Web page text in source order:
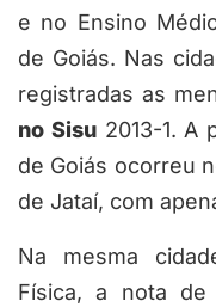
e no Ensino
de Goiás. Nas
registradas as
no Sisu2013-1. A
de Goiás ocorreu
de Jataí, com
Na mesma
Física, a nota